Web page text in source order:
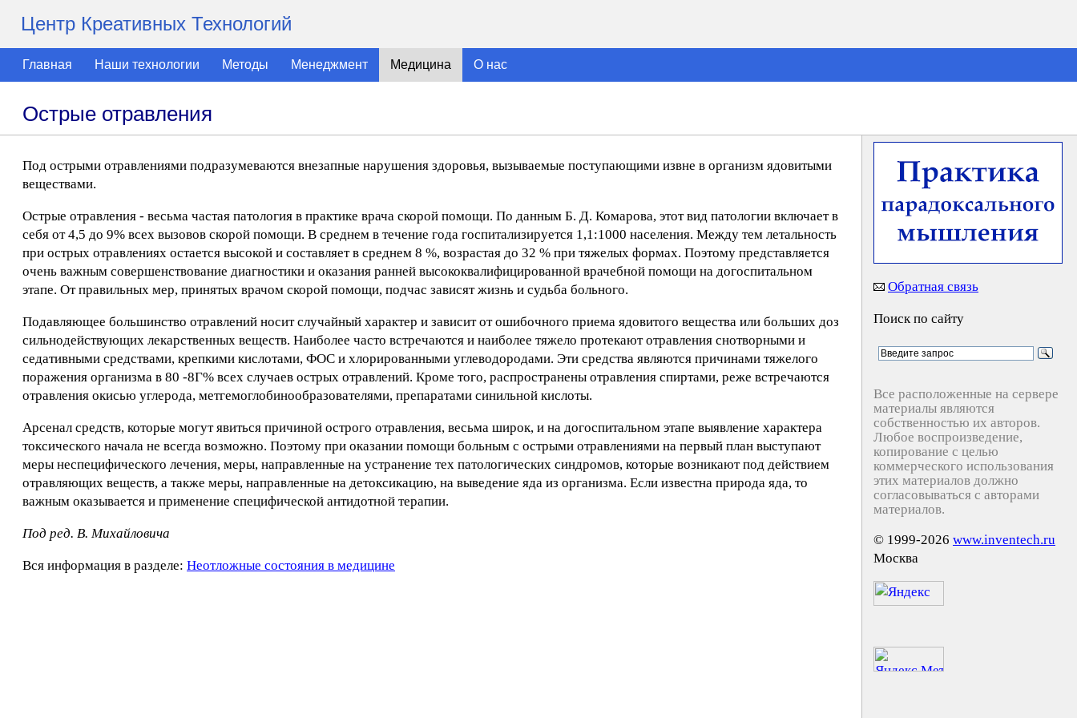
Центр Креативных Технологий
Главная Наши технологии Методы Менеджмент Медицина О нас
Острые отравления
Под острыми отравлениями подразумеваются внезапные нарушения здоровья, вызываемые поступающими извне в организм ядовитыми
веществами.
Острые отравления - весьма частая патология в практике врача скорой помощи. По данным Б. Д. Комарова, этот вид патологии включает в
себя от 4,5 до 9% всех вызовов скорой помощи. В среднем в течение года госпитализируется 1,1:1000 населения. Между тем летальность
при острых отравлениях остается высокой и составляет в среднем 8 %, возрастая до 32 % при тяжелых формах. Поэтому представляется
очень важным совершенствование диагностики и оказания ранней высококвалифицированной врачебной помощи на догоспитальном
этапе. От правильных мер, принятых врачом скорой помощи, подчас зависят жизнь и судьба больного.
Подавляющее большинство отравлений носит случайный характер и зависит от ошибочного приема ядовитого вещества или больших доз
сильнодействующих лекарственных веществ. Наиболее часто встречаются и наиболее тяжело протекают отравления снотворными и
седативными средствами, крепкими кислотами, ФОС и хлорированными углеводородами. Эти средства являются причинами тяжелого
поражения организма в 80 -8Г% всех случаев острых отравлений. Кроме того, распространены отравления спиртами, реже встречаются
отравления окисью углерода, метгемоглобинообразователями, препаратами синильной кислоты.
Арсенал средств, которые могут явиться причиной острого отравления, весьма широк, и на догоспитальном этапе выявление характера
токсического начала не всегда возможно. Поэтому при оказании помощи больным с острыми отравлениями на первый план выступают
меры неспецифического лечения, меры, направленные на устранение тех патологических синдромов, которые возникают под действием
отравляющих веществ, а также меры, направленные на детоксикацию, на выведение яда из организма. Если известна природа яда, то
важным оказывается и применение специфической антидотной терапии.
Под ред. В. Михайловича
Вся информация в разделе: Неотложные состояния в медицине
Обратная связь
Поиск по сайту
Все расположенные на сервере
материалы являются
собственностью их авторов.
Любое воспроизведение,
копирование с целью
коммерческого использования
этих материалов должно
согласовываться с авторами
материалов.
© 1999-2026 www.inventech.ru
Москва